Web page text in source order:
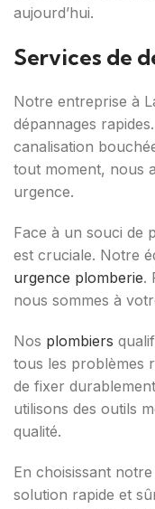
aujourd’hui.
Services de
Notre entreprise à
dépannages
canalisation
tout moment, nous
urgence.
Face à un souci de
est cruciale. Notre
urgence plomberie.
nous sommes à
Nos plombiers
tous les problèmes
de fixer
utilisons des outils
qualité.
En choisissant
solution rapide et